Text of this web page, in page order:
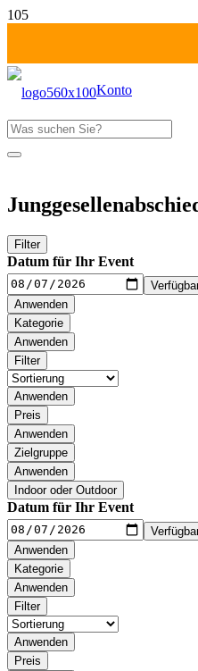
Konto
Filter
Datum für Ihr Event
Anwenden
Kategorie
Anwenden
Filter
Anwenden
Preis
Anwenden
Zielgruppe
Anwenden
Indoor oder Outdoor
Datum für Ihr Event
Anwenden
Kategorie
Anwenden
Filter
Anwenden
Preis